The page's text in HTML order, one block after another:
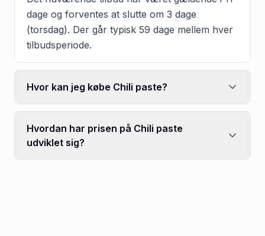
dage og forventes at slutte om 3 dage
(torsdag). Der går typisk 59 dage mellem hver
tilbudsperiode.
Hvor kan jeg købe Chili paste?
Hvordan har prisen på Chili paste
udviklet sig?